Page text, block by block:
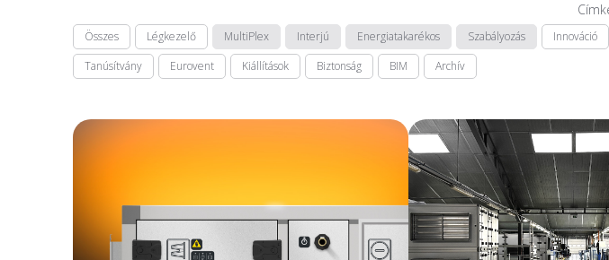
Összes Légkezelő MultiPlex Interjú Energiatakarékos Szabályozás Innováció
Tanúsítvány
Eurovent Kiállítások Biztonság BIM Archív